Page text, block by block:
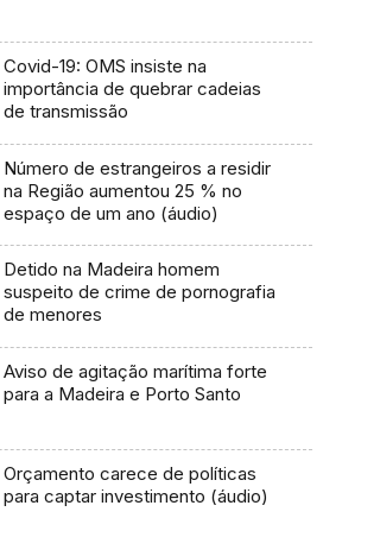
Covid-19: OMS insiste na
importância de quebrar cadeias
de transmissão
Número de estrangeiros a residir
na Região aumentou 25 % no
espaço de um ano (áudio)
Detido na Madeira homem
suspeito de crime de pornografia
de menores
Aviso de agitação marítima forte
para a Madeira e Porto Santo
Orçamento carece de políticas
para captar investimento (áudio)